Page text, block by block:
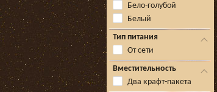
Бело-голубой
Белый
Тип питания
От сети
Вместительность
Два крафт-пакета